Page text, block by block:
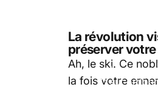
Inserts
sur
La révolution
préserver
Ah, le ski. Ce
la fois votre